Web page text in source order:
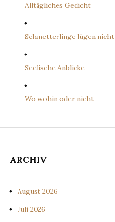
Alltägliches Gedicht
Schmetterlinge lügen nicht
Seelische Anblicke
Wo wohin oder nicht
ARCHIV
August 2026
Juli 2026